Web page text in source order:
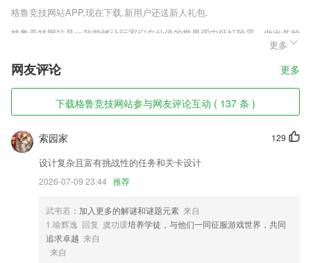
格鲁竞技网站APP,现在下载,新用户还送新人礼包.
格鲁竞技网站是一款能够让玩家们在仙侠的世界观中惩奸除恶，做出各种
好事流芳百世成为一代仙帝打造出极致奢华的场景，还原最为本真的修
仙，作品的仙侠故事相当引人入胜，不仅仅是单一主角的叙事，游戏将从
各种角色的视野来看，为玩家们构筑一个非常不错的故事。
格鲁竞技网站软件特色
1,合众新能源汽车官方推出的智能车控软件
2,语音发布指令，控制设备执行自定义语音指令内容。
3,精选海量图书资源，网络小说一网打尽。
4,清晰分类：添加清单或文件夹来管理任务，还可以通过标签来分类，同
5,用户在这里享受到的各种教学服务都很全面，可以及时的在线学习最新
的知识点。
6,自订当电量过低时停止运作；
更多
网友评论 更多
下载格鲁竞技网站参与网友评论互动 ( 137 条 )
129
索园家
设计复杂且富有挑战性的任务和关卡设计
2026-07-09 23:44 推荐
武韦若 ：加入更多的解谜和谜题元素 来自
1.喻辉逸 回复 虞功瑗培养学徒，与他们一同征服游戏世界，共同
追求卓越 来自
来自